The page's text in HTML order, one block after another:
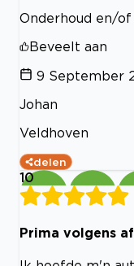
Onderhoud en/of
Beveelt aan
9 September
Johan
Veldhoven
delen
10
Prima volgens